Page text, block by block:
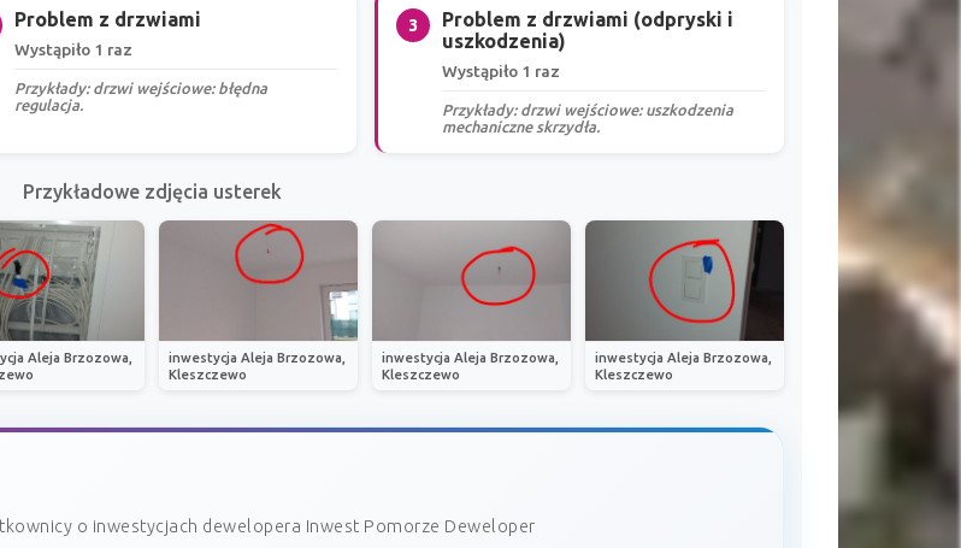
Problem z drzwiami
Wystąpiło 1 raz
Przykłady: drzwi wejściowe: błędna
regulacja.
3
Problem z drzwiami (odpryski i
uszkodzenia)
Wystąpiło 1 raz
Przykłady: drzwi wejściowe: uszkodzenia
mechaniczne skrzydła.
Przykładowe zdjęcia usterek
Aleja Brzozowa,
inwestycja Aleja Brzozowa,
Kleszczewo
inwestycja Aleja Brzozowa,
Kleszczewo
inwestycja Aleja Brzozowa,
Kleszczewo
o inwestycjach dewelopera Inwest Pomorze Deweloper